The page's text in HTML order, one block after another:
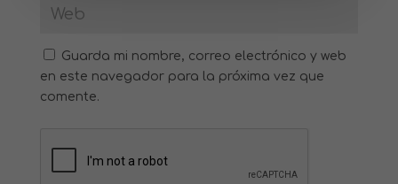
Guarda mi nombre, correo electrónico y web
en este navegador para la próxima vez que
comente.